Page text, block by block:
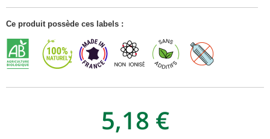
Ce produit possède ces labels :
5,18 €